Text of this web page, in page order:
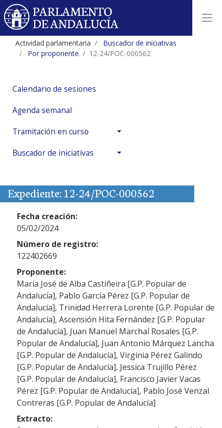
Actividad parlamentaria
Buscador de iniciativas
Por proponente
12-24/POC-000562
Calendario de sesiones
Agenda semanal
Tramitación en curso
Buscador de iniciativas
Expediente: 12-24/POC-000562
Fecha creación:
05/02/2024
Número de registro:
122402669
Proponente:
María José de Alba Castiñeira [G.P. Popular de
Andalucía], Pablo García Pérez [G.P. Popular de
Andalucía], Trinidad Herrera Lorente [G.P. Popular de
Andalucía], Ascensión Hita Fernández [G.P. Popular
de Andalucía], Juan Manuel Marchal Rosales [G.P.
Popular de Andalucía], Juan Antonio Márquez Lancha
[G.P. Popular de Andalucía], Virginia Pérez Galindo
[G.P. Popular de Andalucía], Jessica Trujillo Pérez
[G.P. Popular de Andalucía], Francisco Javier Vacas
Pérez [G.P. Popular de Andalucía], Pablo José Venzal
Contreras [G.P. Popular de Andalucía]
Extracto: